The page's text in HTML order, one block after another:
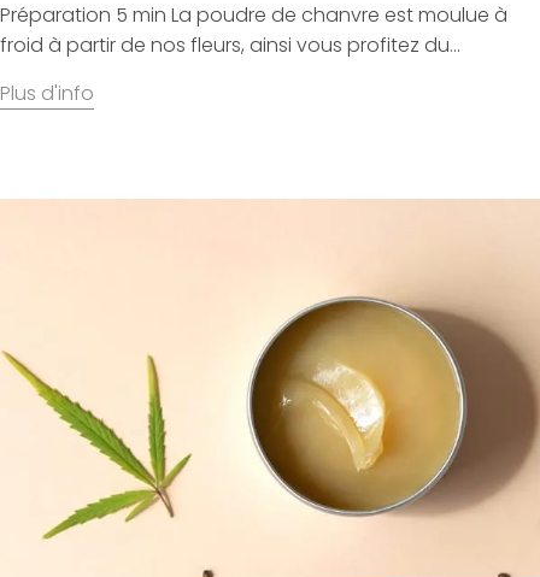
Préparation 5 min La poudre de chanvre est moulue à
froid à partir de nos fleurs, ainsi vous profitez du...